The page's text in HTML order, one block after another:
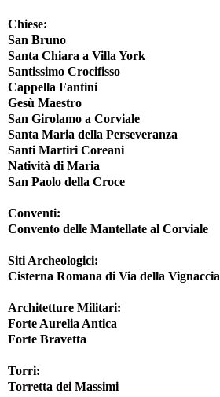
Chiese:
San Bruno
Santa Chiara a Villa York
Santissimo Crocifisso
Cappella Fantini
Gesù Maestro
San Girolamo a Corviale
Santa Maria della Perseveranza
Santi Martiri Coreani
Natività di Maria
San Paolo della Croce
Conventi:
Convento delle Mantellate al Corviale
Siti Archeologici:
Cisterna Romana di Via della Vignaccia
Architetture Militari:
Forte Aurelia Antica
Forte Bravetta
Torri:
Torretta dei Massimi